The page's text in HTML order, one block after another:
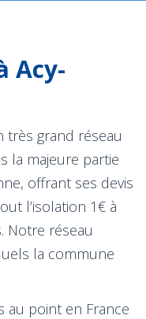
Acy-
très grand réseau
la majeure partie
offrant ses devis
l’isolation 1€ à
Notre réseau
la commune
au point en France